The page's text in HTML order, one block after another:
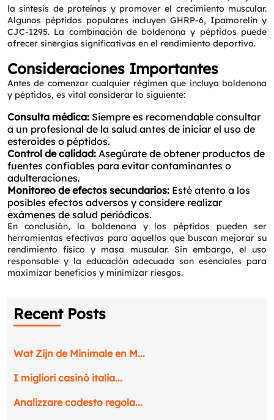
la síntesis de proteínas y promover el crecimiento muscular.
Algunos péptidos populares incluyen GHRP-6, Ipamorelin y
CJC-1295. La combinación de boldenona y péptidos puede
ofrecer sinergias significativas en el rendimiento deportivo.
Consideraciones Importantes
Antes de comenzar cualquier régimen que incluya boldenona
y péptidos, es vital considerar lo siguiente:
Consulta médica: Siempre es recomendable consultar
a un profesional de la salud antes de iniciar el uso de
esteroides o péptidos.
Control de calidad: Asegúrate de obtener productos de
fuentes confiables para evitar contaminantes o
adulteraciones.
Monitoreo de efectos secundarios: Esté atento a los
posibles efectos adversos y considere realizar
exámenes de salud periódicos.
En conclusión, la boldenona y los péptidos pueden ser
herramientas efectivas para aquellos que buscan mejorar su
rendimiento físico y masa muscular. Sin embargo, el uso
responsable y la educación adecuada son esenciales para
maximizar beneficios y minimizar riesgos.
Recent Posts
Wat Zijn de Minimale en M...
I migliori casinò italia...
Analizzare codesto regola...